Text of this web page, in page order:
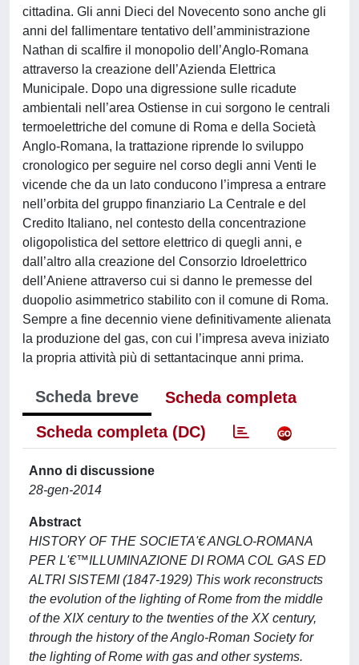
cittadina. Gli anni Dieci del Novecento sono anche gli
anni del fallimentare tentativo dell’amministrazione
Nathan di scalfire il monopolio dell’Anglo-Romana
attraverso la creazione dell’Azienda Elettrica
Municipale. Dopo una digressione sulle ricadute
ambientali nell’area Ostiense in cui sorgono le centrali
termoelettriche del comune di Roma e della Società
Anglo-Romana, la trattazione riprende lo sviluppo
cronologico per seguire nel corso degli anni Venti le
vicende che da un lato conducono l’impresa a entrare
nell’orbita del gruppo finanziario La Centrale e del
Credito Italiano, nel contesto della concentrazione
oligopolistica del settore elettrico di quegli anni, e
dall’altro alla creazione del Consorzio Idroelettrico
dell’Aniene attraverso cui si danno le premesse del
duopolio asimmetrico stabilito con il comune di Roma.
Sempre a fine decennio viene definitivamente alienata
la produzione del gas, con cui l’impresa aveva iniziato
la propria attività più di settantacinque anni prima.
Scheda breve
Scheda completa
Scheda completa (DC)
Anno di discussione
28-gen-2014
Abstract
HISTORY OF THE SOCIETA'€ ANGLO-ROMANA
PER L'€™ILLUMINAZIONE DI ROMA COL GAS ED
ALTRI SISTEMI (1847-1929) This work reconstructs
the evolution of the lighting of Rome from the middle
of the XIX century to the twenties of the XX century,
through the history of the Anglo-Roman Society for
the lighting of Rome with gas and other systems.